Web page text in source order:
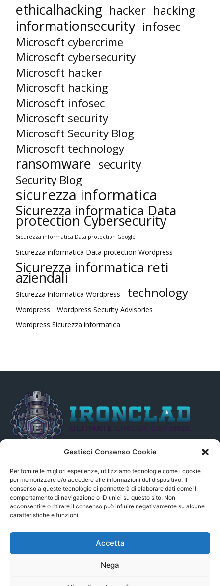
Gestisci Consenso Cookie
Per fornire le migliori esperienze, utilizziamo tecnologie come i cookie
per memorizzare e/o accedere alle informazioni del dispositivo. Il
consenso a queste tecnologie ci permetterà di elaborare dati come il
comportamento di navigazione o ID unici su questo sito. Non
acconsentire o ritirare il consenso può influire negativamente su alcune
caratteristiche e funzioni.
Accetta
Nega
ethicalhacking hacker hacking
informationsecurity infosec
Microsoft cybercrime
Microsoft cybersecurity
Microsoft hacker
Microsoft hacking
Microsoft infosec
Microsoft security
Microsoft Security Blog
Microsoft technology
ransomware security
Security Blog
sicurezza informatica
Sicurezza informatica Data
protection Cybersecurity
Sicurezza informatica Data protection Google
Sicurezza informatica Data protection Wordpress
Sicurezza informatica reti
aziendali
Sicurezza informatica Wordpress technology
Wordpress
Wordpress Security Advisories
Wordpress Sicurezza informatica
indirettamente, alle Fonti delle notizie segnalate né può essere
ritenuto responsabile ad alcun titolo dei loro contenuti. Si precisa
altresì che le notizie segnalate dall’aggregatore NON sono da
intendersi in alcun modo di proprietà del sito GenSys.it, ad
eccezione degli articoli e dei documenti pubblicati nel blog.